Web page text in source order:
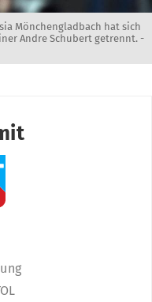
Mönchengladbach hat sich
Andre Schubert getrennt. -